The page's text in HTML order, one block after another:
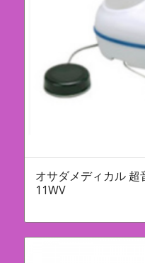
オサダメディカル 超
11WV